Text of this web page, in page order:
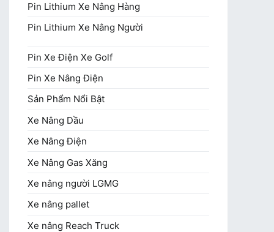
Pin Lithium Xe Nâng Hàng
Pin Lithium Xe Nâng Người
Pin Xe Điện Xe Golf
Pin Xe Nâng Điện
Sản Phẩm Nổi Bật
Xe Nâng Dầu
Xe Nâng Điện
Xe Nâng Gas Xăng
Xe nâng người LGMG
Xe nâng pallet
Xe nâng Reach Truck